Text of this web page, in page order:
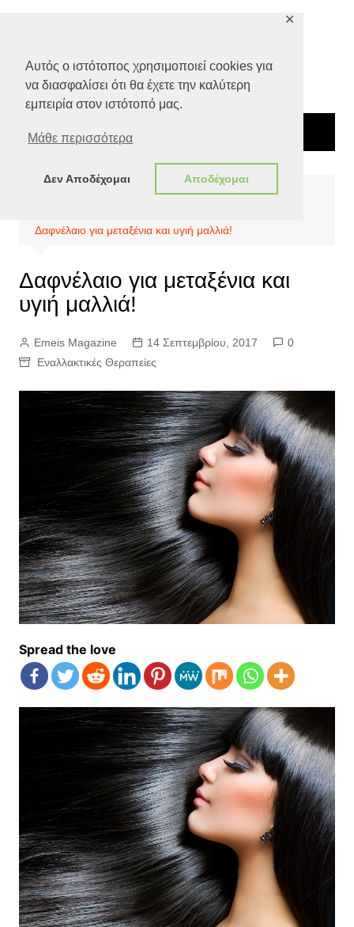
Αυτός ο ιστότοπος χρησιμοποιεί cookies για
να διασφαλίσει ότι θα έχετε την καλύτερη
εμπειρία στον ιστότοπό μας.
Μάθε περισσότερα
Δεν Αποδέχομαι Αποδέχομαι
✕
Ποιότητα Ζωής
Δαφνέλαιο για μεταξένια και υγιή μαλλιά!
Δαφνέλαιο για μεταξένια και
υγιή μαλλιά!
Emeis Magazine 14 Σεπτεμβρίου, 2017
0
Εναλλακτικές Θεραπείες
Spread the love